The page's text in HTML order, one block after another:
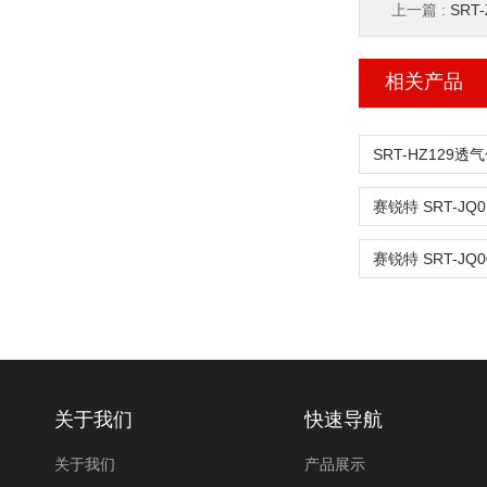
上一篇 :
相关产品
关于我们
关于我们
快速导航
产品展示